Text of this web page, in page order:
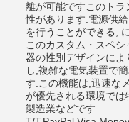
離が可能ですこのト
性があります.電源供
を行うことができる,
このカスタム・スペ
器の性別デザインによ
し,複雑な電気装置で
す.この機能は,迅速な
が優先される環境で
製造業などです